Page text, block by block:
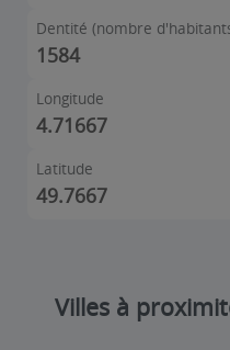
Dentité (nombre
1584
Longitude
4.71667
Latitude
49.7667
Villes à